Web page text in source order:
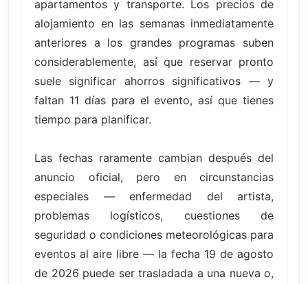
apartamentos y transporte. Los precios de
alojamiento en las semanas inmediatamente
anteriores a los grandes programas suben
considerablemente, así que reservar pronto
suele significar ahorros significativos — y
faltan 11 días para el evento, así que tienes
tiempo para planificar.
Las fechas raramente cambian después del
anuncio oficial, pero en circunstancias
especiales — enfermedad del artista,
problemas logísticos, cuestiones de
seguridad o condiciones meteorológicas para
eventos al aire libre — la fecha 19 de agosto
de 2026 puede ser trasladada a una nueva o,